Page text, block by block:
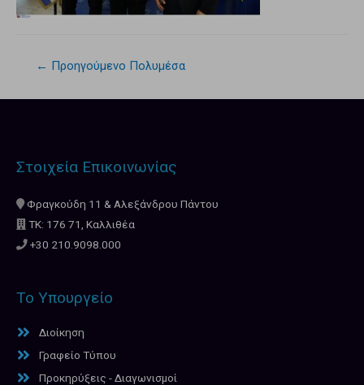
← Προηγούμενο Πολυμέσα
Στοιχεία Επικοινωνίας
Φραγκούδη 11 & Αλεξάνδρου Πάντου
ΤΚ: 176 71, Καλλιθέα
+30 210.9098.000
Το Υπουργείο
Διοίκηση
Γραφείο Τύπου
Προκηρύξεις - Διαγωνισμοί